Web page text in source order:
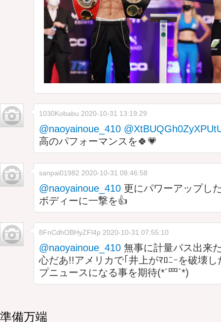
1030Kobabu 2020-10-31 13:19:29
@naoyainoue_410
高のパフォーマンスを🍀💗
sanpai01982 2020-10-31 08:46:58
@naoyainoue_410 更にパワーアップし
ボディーに一撃を👍
8FnCdhOBHyZFl4p 2020-10-31 07:55:10
@naoyainoue_410 無事に計量パス出来
心だあ!!アメリカで｢井上がﾏﾛﾆｰを破壊
プニュースになる事を期待(*´罒`*)
準備万端